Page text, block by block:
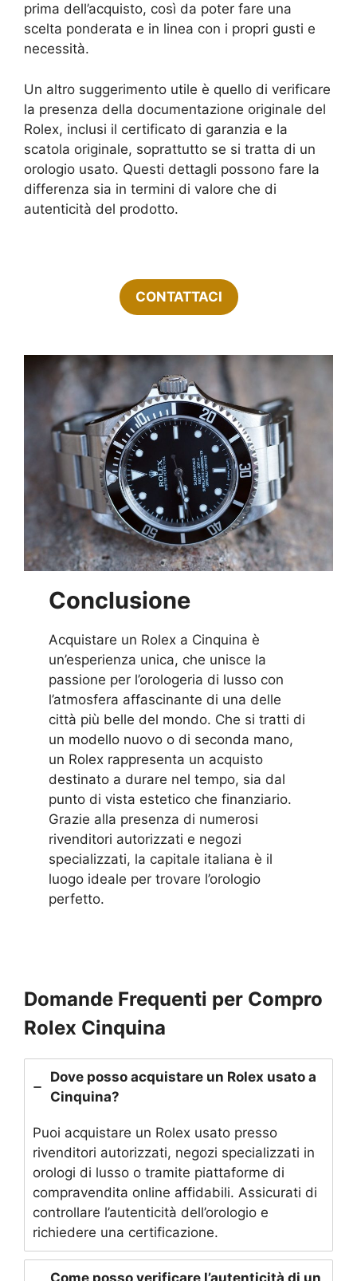
prima dell’acquisto, così da poter fare una
scelta ponderata e in linea con i propri gusti e
necessità.
Un altro suggerimento utile è quello di verificare
la presenza della documentazione originale del
Rolex, inclusi il certificato di garanzia e la
scatola originale, soprattutto se si tratta di un
orologio usato. Questi dettagli possono fare la
differenza sia in termini di valore che di
autenticità del prodotto.
CONTATTACI
Conclusione
Acquistare un Rolex a Cinquina è
un’esperienza unica, che unisce la
passione per l’orologeria di lusso con
l’atmosfera affascinante di una delle
città più belle del mondo. Che si tratti di
un modello nuovo o di seconda mano,
un Rolex rappresenta un acquisto
destinato a durare nel tempo, sia dal
punto di vista estetico che finanziario.
Grazie alla presenza di numerosi
rivenditori autorizzati e negozi
specializzati, la capitale italiana è il
luogo ideale per trovare l’orologio
perfetto.
Domande Frequenti per Compro
Rolex Cinquina
Dove posso acquistare un Rolex usato a
Cinquina?
Puoi acquistare un Rolex usato presso
rivenditori autorizzati, negozi specializzati in
orologi di lusso o tramite piattaforme di
compravendita online affidabili. Assicurati di
controllare l’autenticità dell’orologio e
richiedere una certificazione.